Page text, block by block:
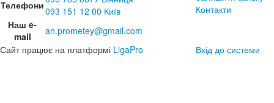
Телефони093 151 12 00 Київ
Наш e-
mail
an.prometey@gmail.com
Контакти
Сайт працює на платформі LigaPro Вхід до системи